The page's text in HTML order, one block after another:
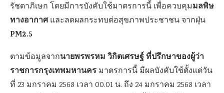
รัชดาภิเษก โดยมีการบังคับใช้มาตรการนี้ เพื่อควบคุมมลพิษ
ทางอากาศและลดผลกระทบต่อสุขภาพประชาชน จากฝุ่น
PM2.5
ตามข้อมูลจากนายพรพรหม วิกิตเศรษฐ์ ที่ปรึกษาของผู้ว่า
ราชการกรุงเทพมหานคร มาตรการนี้ มีผลบังคับใช้ตั้งแต่วัน
ที่ 23 มกราคม 2568 เวลา 00.01 น. ถึง 24 มกราคม 2568 เวลา